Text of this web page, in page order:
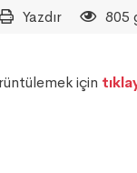
Yazdır 805
için